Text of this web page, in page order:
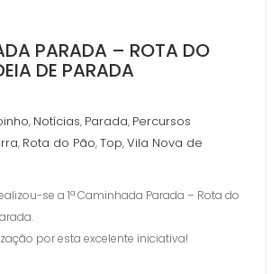
PARADA – ROTA DO
DE PARADA
, Notícias, Parada, Percursos
, Rota do Pão,Top,Vila Nova de
se a 1ª Caminhada Parada – Rota do
por esta excelente iniciativa!